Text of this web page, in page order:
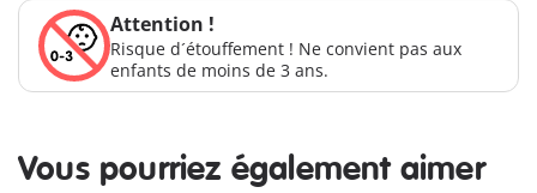
Attention !
Risque d´étouffement ! Ne convient pas aux
enfants de moins de 3 ans.
Vous pourriez également aimer